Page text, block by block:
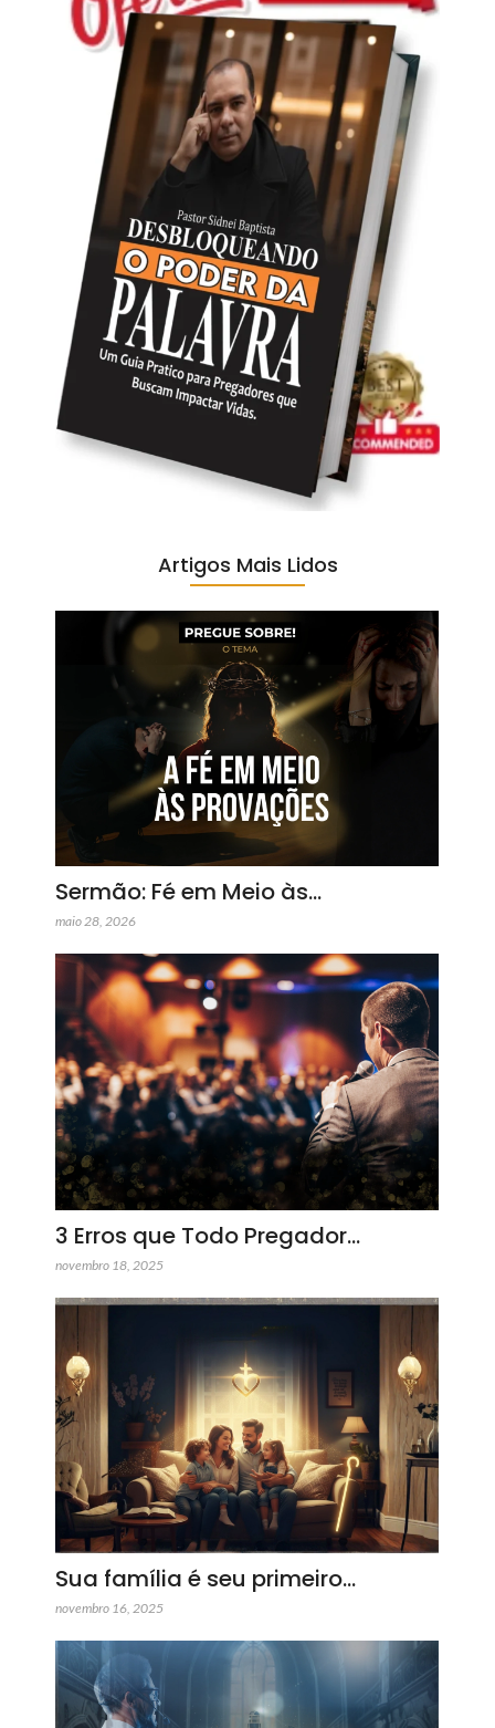
Artigos Mais Lidos
Sermão: Fé em Meio às…
maio 28, 2026
3 Erros que Todo Pregador…
novembro 18, 2025
Sua família é seu primeiro…
novembro 16, 2025